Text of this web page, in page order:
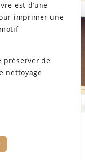
est d’une
imprimer une
préserver de
nettoyage